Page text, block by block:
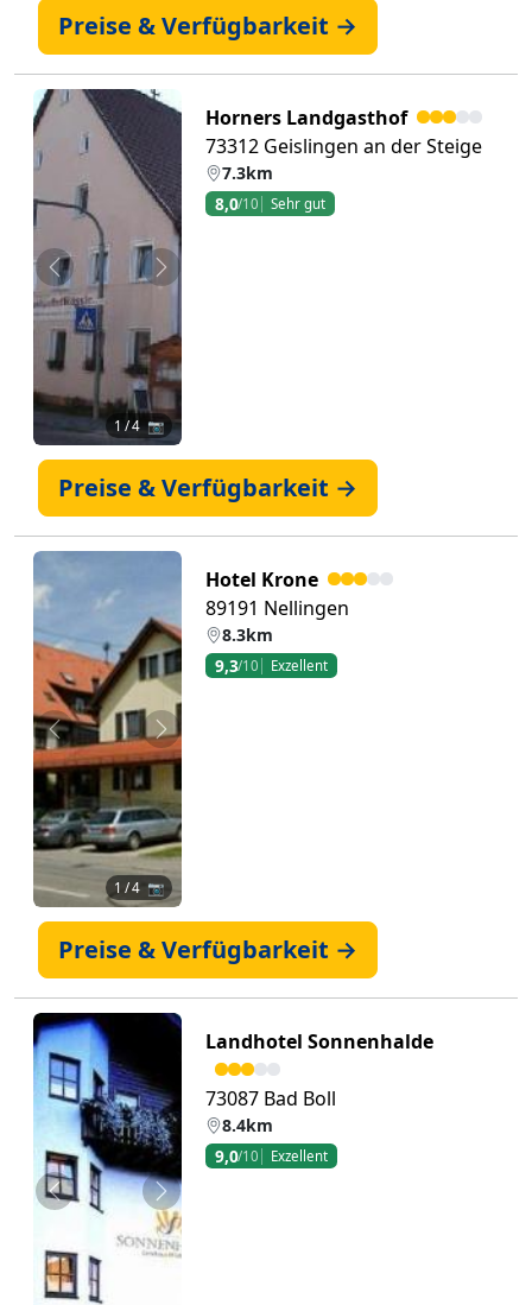
Preise & Verfügbarkeit →
Zurück Weiter
1 / 4 📷
Horners Landgasthof
73312 Geislingen an der Steige
7.3km
8,0/10 Sehr gut
Preise & Verfügbarkeit →
Zurück Weiter
1 / 4 📷
Hotel Krone
89191 Nellingen
8.3km
9,3/10 Exzellent
Preise & Verfügbarkeit →
Zurück Weiter
Landhotel Sonnenhalde
73087 Bad Boll
8.4km
9,0/10 Exzellent